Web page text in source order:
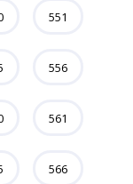
551
556
561
566